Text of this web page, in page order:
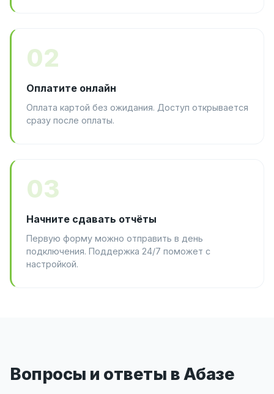
02
Оплатите онлайн
Оплата картой без ожидания. Доступ открывается
сразу после оплаты.
03
Начните сдавать отчёты
Первую форму можно отправить в день
подключения. Поддержка 24/7 поможет с
настройкой.
Вопросы и ответы в Абазе